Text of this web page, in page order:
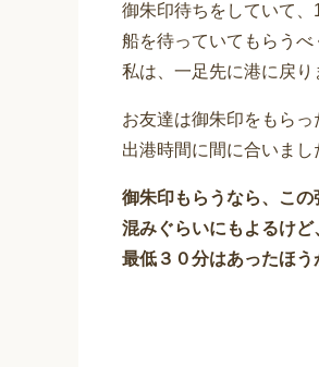
御朱印待ちをしていて
船を待っていてもらうべ
私は、一足先に港に戻り
お友達は御朱印をもら
出港時間に間に合いまし
御朱印もらうなら、こ
混みぐらいにもよるけど
最低３０分はあったほう